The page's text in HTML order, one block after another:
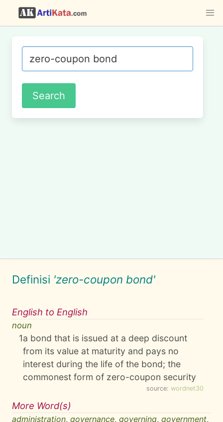
Definisi 'zero-coupon bond'
English to English
noun
1a bond that is issued at a deep discount
from its value at maturity and pays no
interest during the life of the bond; the
commonest form of zero-coupon security
source: wordnet30
More Word(s)
administration, governance, governing, government,